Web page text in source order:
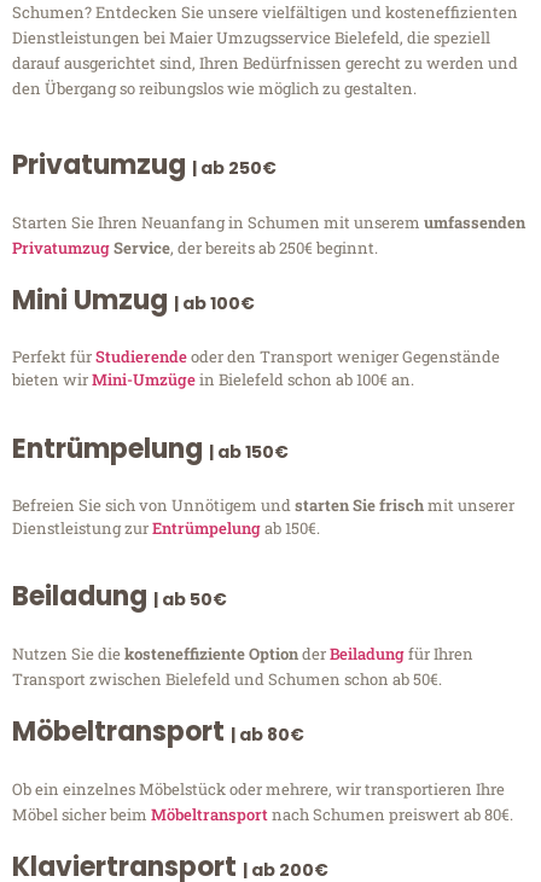
Schumen? Entdecken Sie unsere vielfältigen und kosteneffizienten
Dienstleistungen bei Maier Umzugsservice Bielefeld, die speziell
darauf ausgerichtet sind, Ihren Bedürfnissen gerecht zu werden und
den Übergang so reibungslos wie möglich zu gestalten.
Privatumzug | ab 250€
Starten Sie Ihren Neuanfang in Schumen mit unserem umfassenden
PrivatumzugService, der bereits ab 250€ beginnt.
Mini Umzug | ab 100€
Perfekt fürStudierendeoder den Transport weniger Gegenstände
bieten wirMini-Umzügein Bielefeld schon ab 100€ an.
Entrümpelung | ab 150€
Befreien Sie sich von Unnötigem undstarten Sie frischmit unserer
Dienstleistung zurEntrümpelungab 150€.
Beiladung | ab 50€
Nutzen Sie diekosteneffiziente OptionderBeiladungfür Ihren
Transport zwischen Bielefeld und Schumen schon ab 50€.
Möbeltransport | ab 80€
Ob ein einzelnes Möbelstück oder mehrere, wir transportieren Ihre
Möbel sicher beim Möbeltransportnach Schumen preiswert ab 80€.
Klaviertransport | ab 200€